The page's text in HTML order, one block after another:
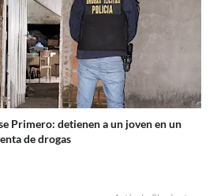
Primero: detienen a un joven en un
de drogas